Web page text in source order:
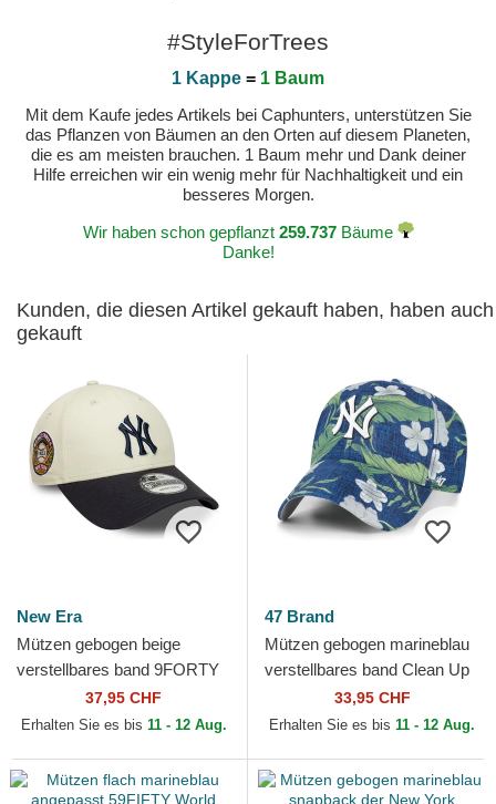
#StyleForTrees
1 Kappe = 1 Baum
Mit dem Kaufe jedes Artikels bei Caphunters, unterstützen Sie
das Pflanzen von Bäumen an den Orten auf diesem Planeten,
die es am meisten brauchen. 1 Baum mehr und Dank deiner
Hilfe erreichen wir ein wenig mehr für Nachhaltigkeit und ein
besseres Morgen.
Wir haben schon gepflanzt 259.737Bäume
Danke!
Kunden, die diesen Artikel gekauft haben, haben auch
gekauft
New Era
Mützen gebogen beige
verstellbares band 9FORTY
World Series der New York
Yankees MLB von New Era
37,95 CHF
Erhalten Sie es bis 11 - 12 Aug.
47 Brand
Mützen gebogen marineblau
verstellbares band Clean Up
Beach Side der New York
Yankees MLB von 47...
33,95 CHF
Erhalten Sie es bis 11 - 12 Aug.